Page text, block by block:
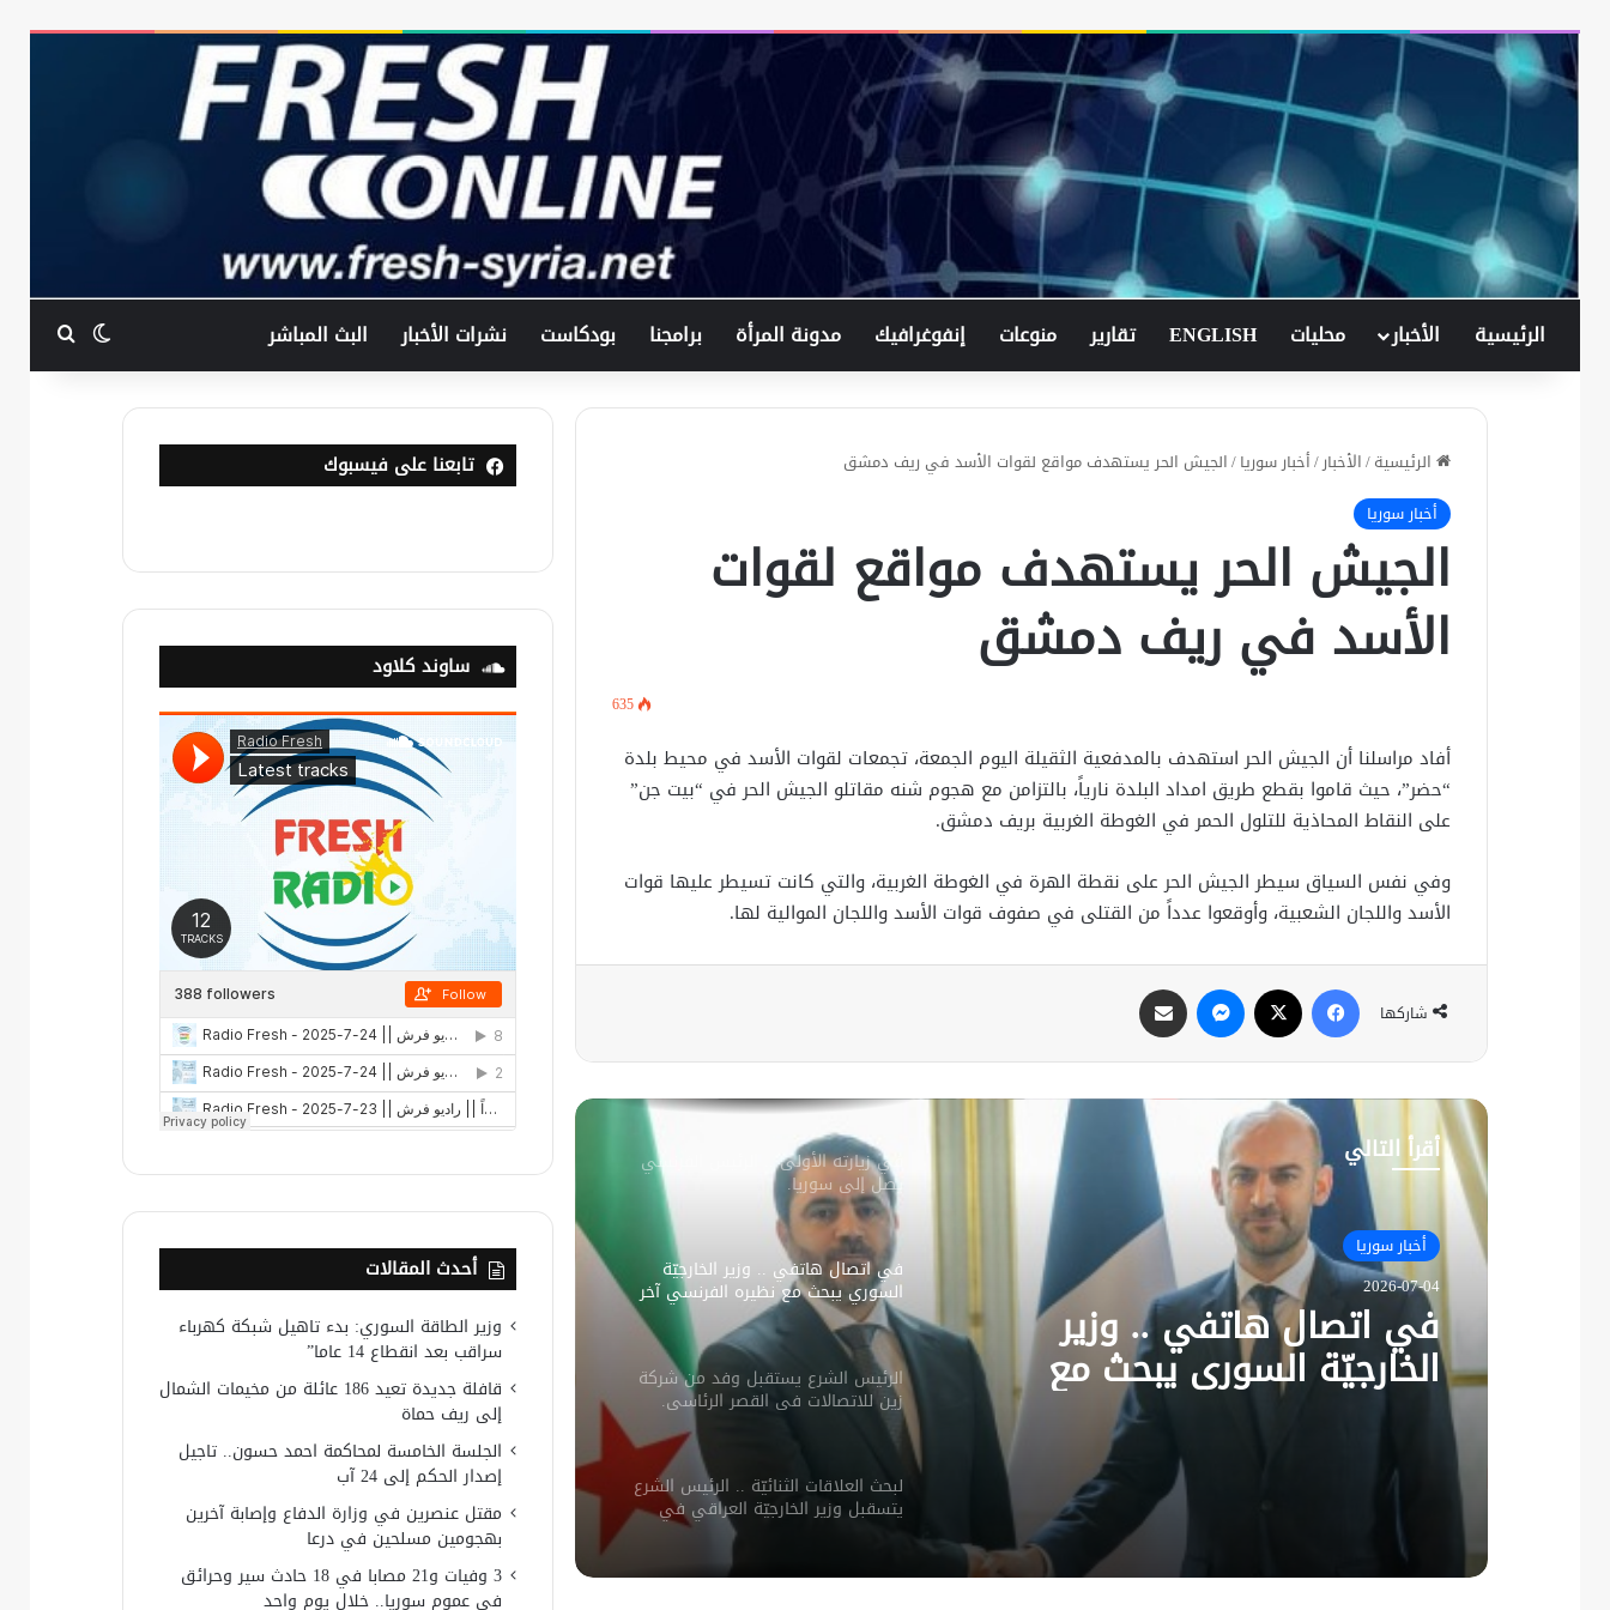
الرئيسية الأخبار محليات ENGLISH تقارير منوعات إنفوغرافيك مدونة المرأة برامجنا بودكاست نشرات الأخبار البث المباشر الوضعبحث
الرئيسية/الأخبار/أخبار سوريا/الجيش الحر يستهدف مواقع لقوات الأسد في ريف دمشق
أخبار سوريا
الجيش الحر يستهدف مواقع لقوات
الأسد في ريف دمشق
635
أفاد مراسلنا أن الجيش الحر استهدف بالمدفعية الثقيلة اليوم الجمعة، تجمعات لقوات الأسد في محيط بلدة
“حضر”، حيث قاموا بقطع طريق امداد البلدة نارياً، بالتزامن مع هجوم شنه مقاتلو الجيش الحر في “بيت جن”
على النقاط المحاذية للتلول الحمر في الغوطة الغربية بريف دمشق.
وفي نفس السياق سيطر الجيش الحر على نقطة الهرة في الغوطة الغربية، والتي كانت تسيطر عليها قوات
الأسد واللجان الشعبية، وأوقعوا عدداً من القتلى في صفوف قوات الأسد واللجان الموالية لها.
شاركها
فيسبوك ماسنجر
أقرأ التالي
أخبار سوريا
2026-07-04
في اتصال هاتفي .. وزير
الخارجيّة السوري يبحث مع
نظيره الفرنسي آخر التطورات.
في اتصال هاتفي .. وزير الخارجيّة
السوري يبحث مع نظيره الفرنسي آخر
التطورات.
الرئيس الشرع يستقبل وفد من شركة
زين للاتصالات في القصر الرئاسي.
لبحث العلاقات الثنائيّة .. الرئيس الشرع
أكادميّة في بلجيكا.
المدنيين في ريف درعا
في قلعة جندل
شخص أثناء ملاحقته في دمشق
دمشق
في زيارته الأولى .. الرئيس الفرنسي
يصل إلى سوريا.
في اتصال هاتفي .. وزير الخارجيّة
السوري يبحث مع نظيره الفرنسي آخر
التطورات.
الرئيس الشرع يستقبل وفد من شركة
زين للاتصالات في القصر الرئاسي.
لبحث العلاقات الثنائيّة .. الرئيس الشرع
يتسقبل وزير الخارجيّة العراقي في
تابعنا على فيسبوك
ساوند كلاود
أحدث المقالات
وزير الطاقة السوري: بدء تاهيل شبكة كهرباء
سراقب بعد انقطاع 14 عاما”
قافلة جديدة تعيد 186 عائلة من مخيمات الشمال
إلى ريف حماة
الجلسة الخامسة لمحاكمة احمد حسون.. تاجيل
إصدار الحكم إلى 24 آب
مقتل عنصرين في وزارة الدفاع وإصابة آخرين
بهجومين مسلحين في درعا
3 وفيات و21 مصابا في 18 حادث سير وحرائق
في عموم سوريا.. خلال يوم واحد